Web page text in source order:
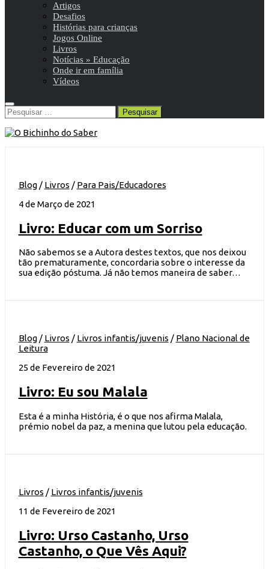
Artigos
Desafios
Histórias para crianças
Jogos Online
Livros
Notícias » Educação
Onde ir em família
Vídeos
Pesquisar
por:
Blog/ Livros / Para Pais/Educadores
4 de Março de 2021
Livro: Educar com um Sorriso
Não sabemos se a Autora destes textos, que nos deixou
tão prematuramente, concordaria sobre o interesse da
sua edição póstuma. Já não temos maneira de saber…
Blog/ Livros / Livros infantis/juvenis / Plano Nacional de
Leitura
25 de Fevereiro de 2021
Livro: Eu sou Malala
Esta é a minha História, é o que nos afirma Malala,
prémio nobel da paz, a menina que lutou pela educação.
Livros / Livros infantis/juvenis
11 de Fevereiro de 2021
Livro: Urso Castanho, Urso
Castanho, o Que Vês Aqui?